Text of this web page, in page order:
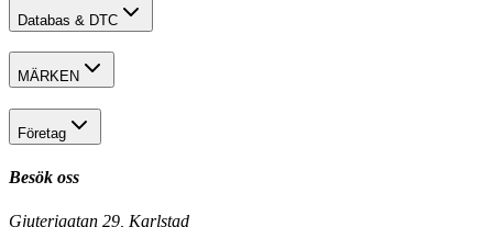
Databas & DTC
MÄRKEN
Företag
Besök oss
Gjuterigatan 29, Karlstad